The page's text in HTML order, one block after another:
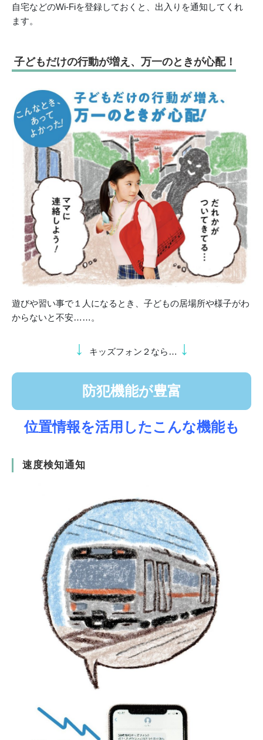
自宅などのWi-Fiを登録しておくと、出入りを通知してくれ
ます。
子どもだけの行動が増え、万一のときが心配！
遊びや習い事で１人になるとき、子どもの居場所や様子がわ
からないと不安……。
↓ キッズフォン２なら… ↓
防犯機能が豊富
位置情報を活用したこんな機能も
速度検知通知